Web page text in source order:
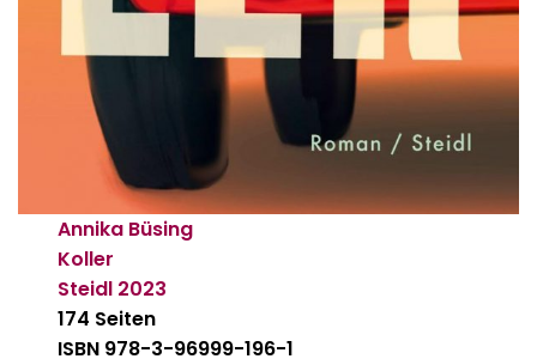
Annika Büsing
Koller
Steidl 2023
174 Seiten
ISBN 978-3-96999-196-1